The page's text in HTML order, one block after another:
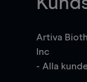
Artiva
Inc
- Alla